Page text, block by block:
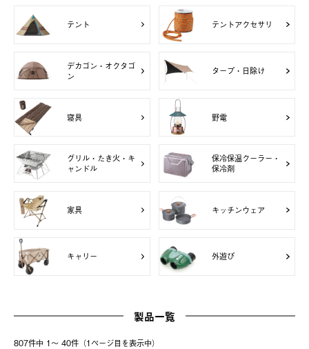
テント テントアクセサリ
デカゴン・オクタゴ
ン
タープ・日除け
寝具 野電
グリル・たき火・キ
ャンドル
保冷保温クーラー・
保冷剤
家具 キッチンウェア
キャリー 外遊び
製品一覧
807件中 1〜 40件（1ページ⽬を表⽰中）